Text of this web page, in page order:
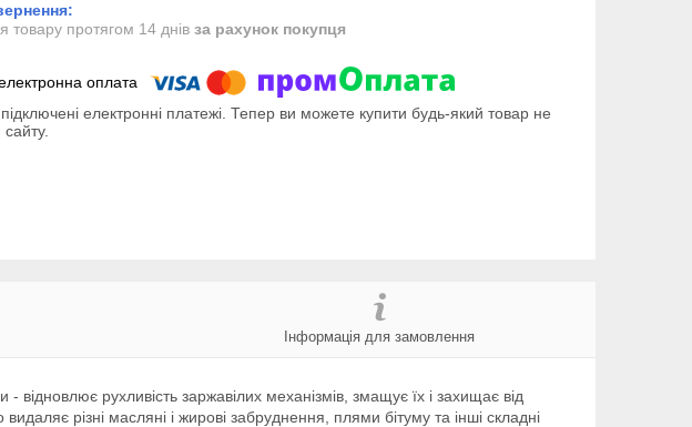
товару протягом 14 днів за рахунок покупця
електронні платежі. Тепер ви можете купити будь-який товар не
Інформація для замовлення
рухливість заржавілих механізмів, змащує їх і захищає від
різні масляні і жирові забруднення, плями бітуму та інші складні